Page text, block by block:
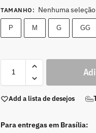
TAMANHO : Nenhuma seleção
P M G GG
Add a lista de desejos
Para entregas em Brasília: